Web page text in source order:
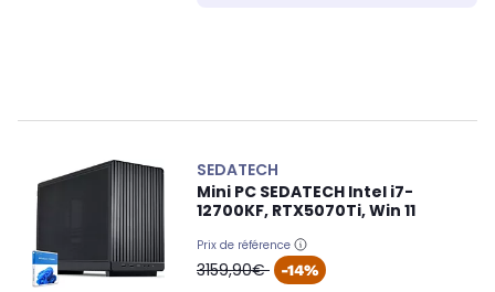
SEDATECH
Mini PC SEDATECH Intel i7-
12700KF, RTX5070Ti, Win 11
Prix de référence
oldPrice
3159,90€ -14%